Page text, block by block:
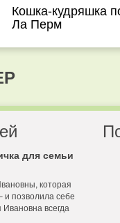
Кошка-кудряшка
Ла Перм
для семьи
которая
и позволила себе
всегда